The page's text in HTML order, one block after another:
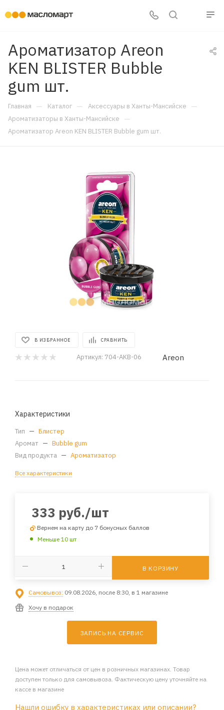
Ароматизатор Areon
KEN BLISTER Bubble
gum шт.
Главная — Каталог — Аксессуары в Ханты-Мансийске —
Ароматизаторы в Ханты-Мансийске —
Ароматизатор Areon KEN BLISTER Bubble gum шт.
В ИЗБРАННОЕ СРАВНИТЬ
Артикул: 704-AKB-06 Areon
Характеристики
Тип — Блистер
Аромат — Bubble gum
Вид продукта — Ароматизатор
Все характеристики
333 руб./шт
Вернем на карту до 7 бонусных баллов
Меньше 10 шт
В КОРЗИНУ
Самовывоз: 09.08.2026, после 8:30, в 1 магазине
Хочу в подарок
ЗАПИСЬ НА СЕРВИС
Цена может отличаться от цен в розничных магазинах. Товар
доступен только для самовывоза. Фактическую цену уточняйте на
кассе в магазине
Нашли ошибку в характеристиках или описании?